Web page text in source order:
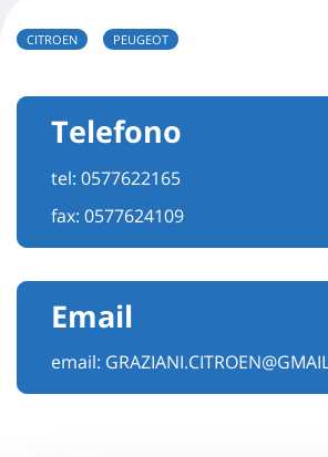
CITROEN PEUGEOT
Telefono
tel: 0577622165
fax: 0577624109
Email
email: